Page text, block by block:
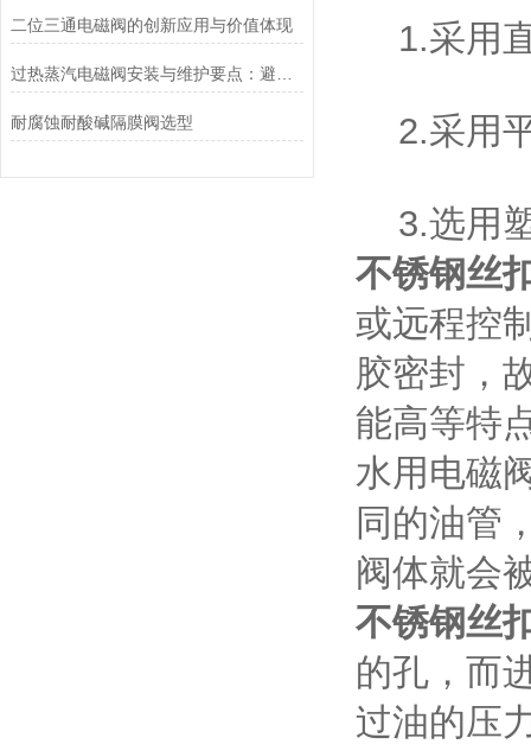
二位三通电磁阀的创新应用与价值体现
耐腐蚀耐酸碱隔膜阀选型
1.采用
2.采用平
3.选用
不锈钢丝
或远程控
胶密封，
能高等特
水用电磁
同的油管
阀体就会
不锈钢丝
的孔，而
过油的压